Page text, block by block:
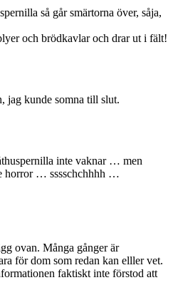
så går smärtorna över, såja,
och brödkavlar och drar ut i fält!
jag kunde somna till slut.
inte vaknar … men
horror … sssschchhhh …
ovan. Många gånger är
för dom som redan kan elller vet.
faktiskt inte förstod att